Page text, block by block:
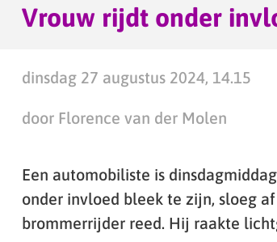
Vrouw rijdt onder
dinsdag 27 augustus 2024, 14.15
door Florence van der Molen
Een automobiliste is
onder invloed bleek te zijn, sloeg
brommerrijder reed. Hij raakte